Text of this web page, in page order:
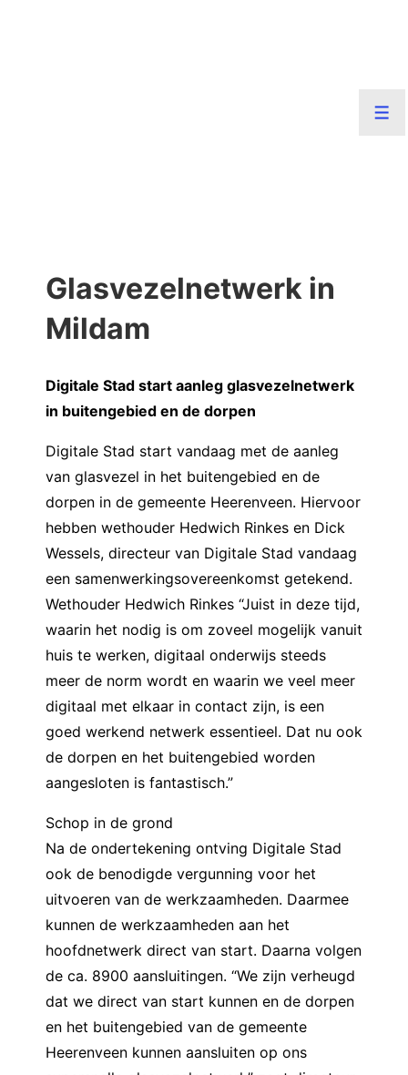
Glasvezelnetwerk in
Mildam
Digitale Stad start aanleg glasvezelnetwerk
in buitengebied en de dorpen
Digitale Stad start vandaag met de aanleg
van glasvezel in het buitengebied en de
dorpen in de gemeente Heerenveen. Hiervoor
hebben wethouder Hedwich Rinkes en Dick
Wessels, directeur van Digitale Stad vandaag
een samenwerkingsovereenkomst getekend.
Wethouder Hedwich Rinkes “Juist in deze tijd,
waarin het nodig is om zoveel mogelijk vanuit
huis te werken, digitaal onderwijs steeds
meer de norm wordt en waarin we veel meer
digitaal met elkaar in contact zijn, is een
goed werkend netwerk essentieel. Dat nu ook
de dorpen en het buitengebied worden
aangesloten is fantastisch.”
Schop in de grond
Na de ondertekening ontving Digitale Stad
ook de benodigde vergunning voor het
uitvoeren van de werkzaamheden. Daarmee
kunnen de werkzaamheden aan het
hoofdnetwerk direct van start. Daarna volgen
de ca. 8900 aansluitingen. “We zijn verheugd
dat we direct van start kunnen en de dorpen
en het buitengebied van de gemeente
Heerenveen kunnen aansluiten op ons